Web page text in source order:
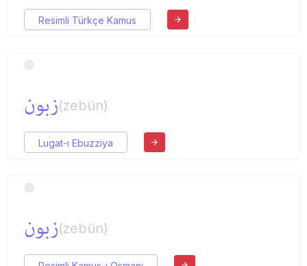
Resimli Türkçe Kamus
زبون(zebün)
Lugat-ı Ebuzziya
زبون(zebün)